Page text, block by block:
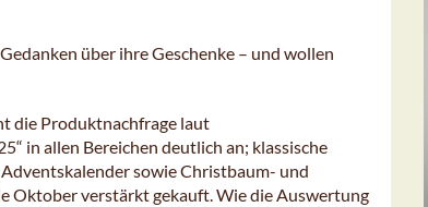
über ihre Geschenke – und wollen
die Produktnachfrage laut
in allen Bereichen deutlich an; klassische
sowie Christbaum- und
Oktober verstärkt gekauft. Wie die Auswertung